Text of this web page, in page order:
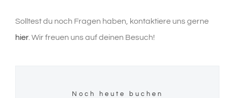
Solltest du noch Fragen haben, kontaktiere uns gerne
hier. Wir freuen uns auf deinen Besuch!
Noch heute buchen